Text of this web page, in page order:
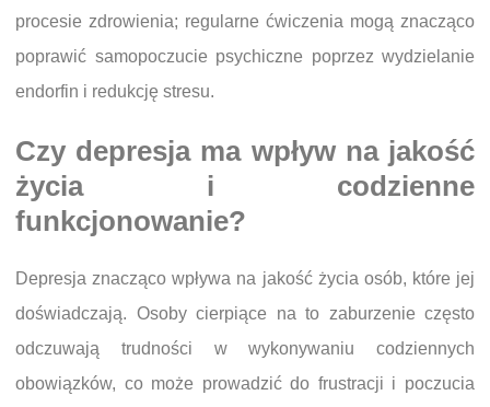
procesie zdrowienia; regularne ćwiczenia mogą znacząco
poprawić samopoczucie psychiczne poprzez wydzielanie
endorfin i redukcję stresu.
Czy depresja ma wpływ na jakość
życia i codzienne
funkcjonowanie?
Depresja znacząco wpływa na jakość życia osób, które jej
doświadczają. Osoby cierpiące na to zaburzenie często
odczuwają trudności w wykonywaniu codziennych
obowiązków, co może prowadzić do frustracji i poczucia